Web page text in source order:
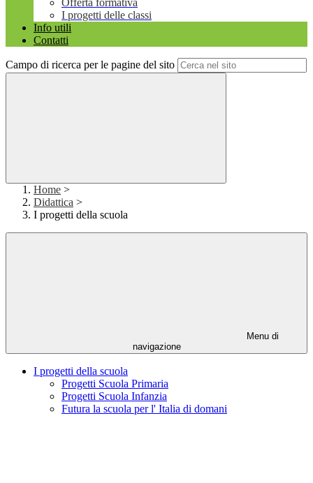
Offerta formativa
I progetti delle classi
Info utili
Contatti
Campo di ricerca per le pagine del sito
Home >
Didattica >
I progetti della scuola
Menu di
navigazione
I progetti della scuola
Progetti Scuola Primaria
Progetti Scuola Infanzia
Futura la scuola per l' Italia di domani